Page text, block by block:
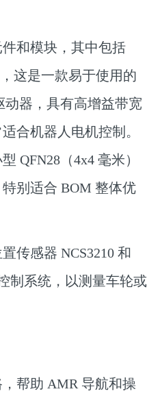
和模块，其中包括
这是一款易于使用的
动器，具有高增益带宽
合机器人电机控制。
QFN28（4x4 毫米）
别适合 BOM 整体优
传感器 NCS3210 和
制系统，以测量车轮或
帮助 AMR 导航和操